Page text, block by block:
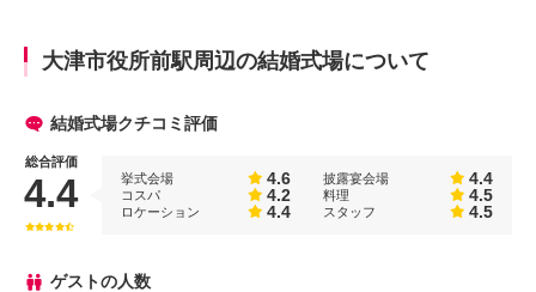
大津市役所前駅周辺の結婚式場について
結婚式場クチコミ評価
総合評価
4.4 挙式会場 4.6 披露宴会場 4.4
コスパ 4.2 料理 4.5
ロケーション 4.4 スタッフ 4.5
ゲストの人数